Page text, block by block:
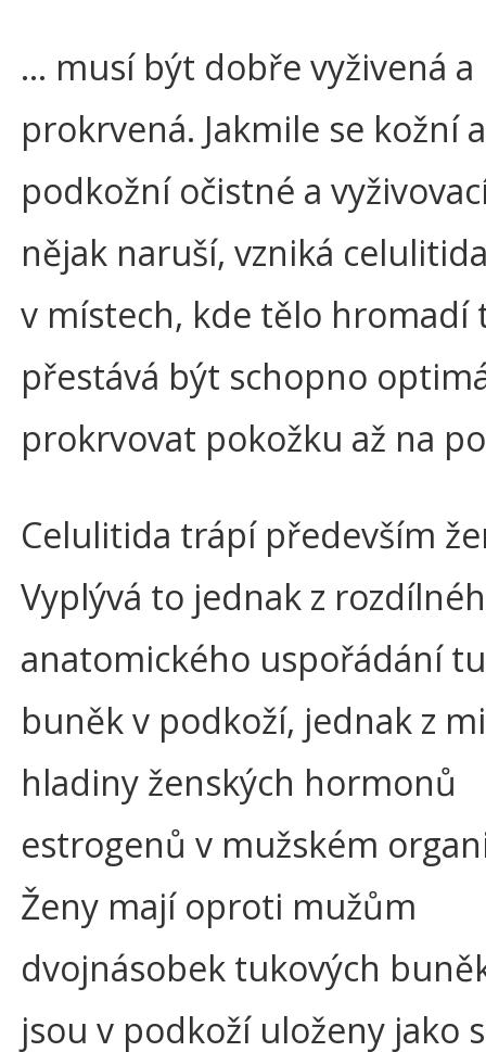
… musí být dobře vyživená a
prokrvená. Jakmile se kožní a
podkožní očistné a
nějak naruší, vzniká
v místech, kde tělo hromadí
přestává být schopno
prokrvovat pokožku až na
Celulitida trápí především
Vyplývá to jednak z
anatomického uspořádání
buněk v podkoží, jednak z
hladiny ženských hormonů
estrogenů v mužském
Ženy mají oproti mužům
dvojnásobek tukových
jsou v podkoží uloženy jako